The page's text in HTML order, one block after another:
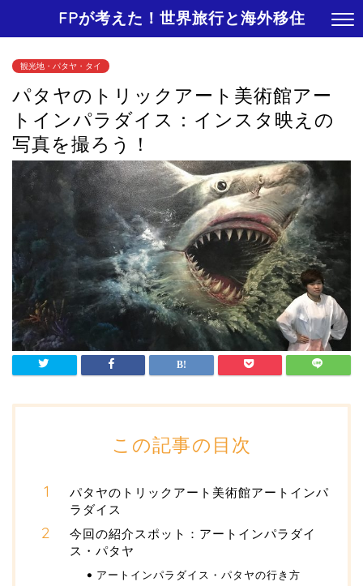
FPが考えた！世界旅行と海外移住
観光地・パタヤ・タイ
パタヤのトリックアート美術館アー
トインパラダイス：インスタ映えの
写真を撮ろう！
この記事の目次
パタヤのトリックアート美術館アートインパ
ラダイス
今回の紹介スポット：アートインパラダイ
ス・パタヤ
アートインパラダイス・パタヤの行き方